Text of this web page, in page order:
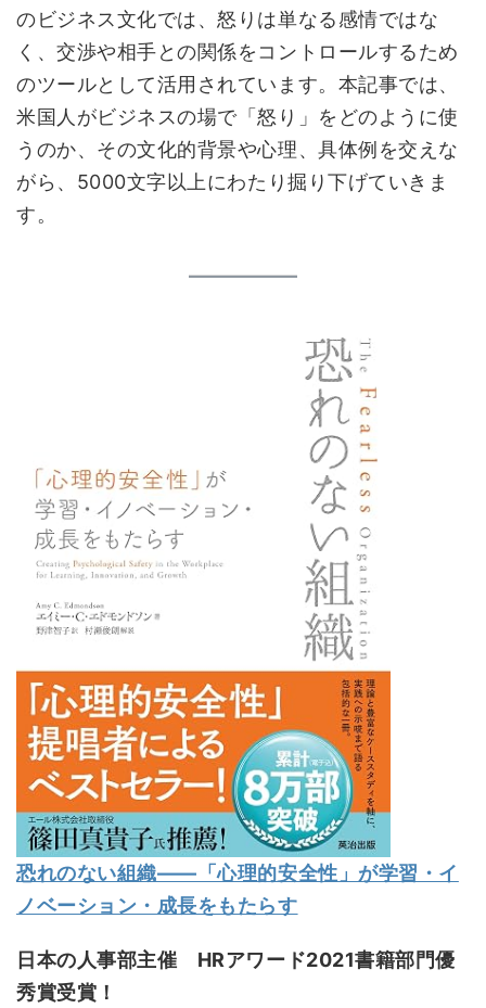
のビジネス文化では、怒りは単なる感情ではな
く、交渉や相手との関係をコントロールするため
のツールとして活用されています。本記事では、
米国人がビジネスの場で「怒り」をどのように使
うのか、その文化的背景や心理、具体例を交えな
がら、5000文字以上にわたり掘り下げていきま
す。
恐れのない組織――「心理的安全性」が学習・イ
ノベーション・成長をもたらす
日本の人事部主催 HRアワード2021書籍部門優
秀賞受賞！